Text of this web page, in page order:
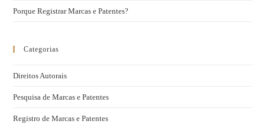
Porque Registrar Marcas e Patentes?
Categorias
Direitos Autorais
Pesquisa de Marcas e Patentes
Registro de Marcas e Patentes